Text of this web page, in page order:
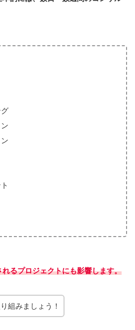
るプロジェクトにも影響します。
組みましょう！